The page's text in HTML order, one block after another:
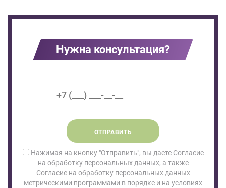
Нужна консультация?
ОТПРАВИТЬ
Нажимая на кнопку "Отправить", вы даете Согласие
на обработку персональных данных, а также
Согласие на обработку персональных данных
метрическими программами в порядке и на условиях